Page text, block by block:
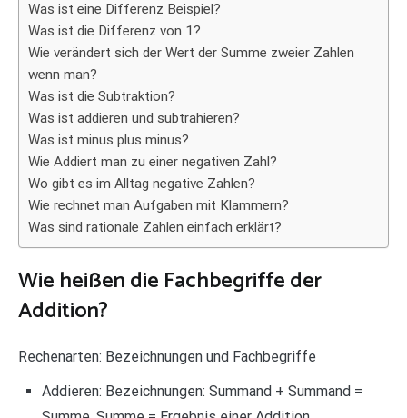
Was ist eine Differenz Beispiel?
Was ist die Differenz von 1?
Wie verändert sich der Wert der Summe zweier Zahlen
wenn man?
Was ist die Subtraktion?
Was ist addieren und subtrahieren?
Was ist minus plus minus?
Wie Addiert man zu einer negativen Zahl?
Wo gibt es im Alltag negative Zahlen?
Wie rechnet man Aufgaben mit Klammern?
Was sind rationale Zahlen einfach erklärt?
Wie heißen die Fachbegriffe der
Addition?
Rechenarten: Bezeichnungen und Fachbegriffe
Addieren: Bezeichnungen: Summand + Summand =